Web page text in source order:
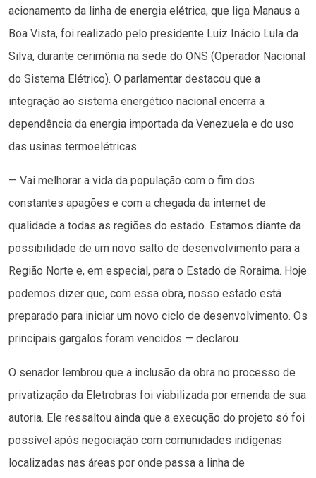
acionamento da linha de energia elétrica, que liga Manaus a
Boa Vista, foi realizado pelo presidente Luiz Inácio Lula da
Silva, durante cerimônia na sede do ONS (Operador Nacional
do Sistema Elétrico). O parlamentar destacou que a
integração ao sistema energético nacional encerra a
dependência da energia importada da Venezuela e do uso
das usinas termoelétricas.
— Vai melhorar a vida da população com o fim dos
constantes apagões e com a chegada da internet de
qualidade a todas as regiões do estado. Estamos diante da
possibilidade de um novo salto de desenvolvimento para a
Região Norte e, em especial, para o Estado de Roraima. Hoje
podemos dizer que, com essa obra, nosso estado está
preparado para iniciar um novo ciclo de desenvolvimento. Os
principais gargalos foram vencidos — declarou.
O senador lembrou que a inclusão da obra no processo de
privatização da Eletrobras foi viabilizada por emenda de sua
autoria. Ele ressaltou ainda que a execução do projeto só foi
possível após negociação com comunidades indígenas
localizadas nas áreas por onde passa a linha de